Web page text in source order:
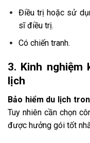
Điều trị hoặc sử
sĩ điều trị.
Có chiến tranh.
3. Kinh nghiệm
lịch
Bảo hiểm du lịch
Tuy nhiên cần chọn
được hưởng gói tốt